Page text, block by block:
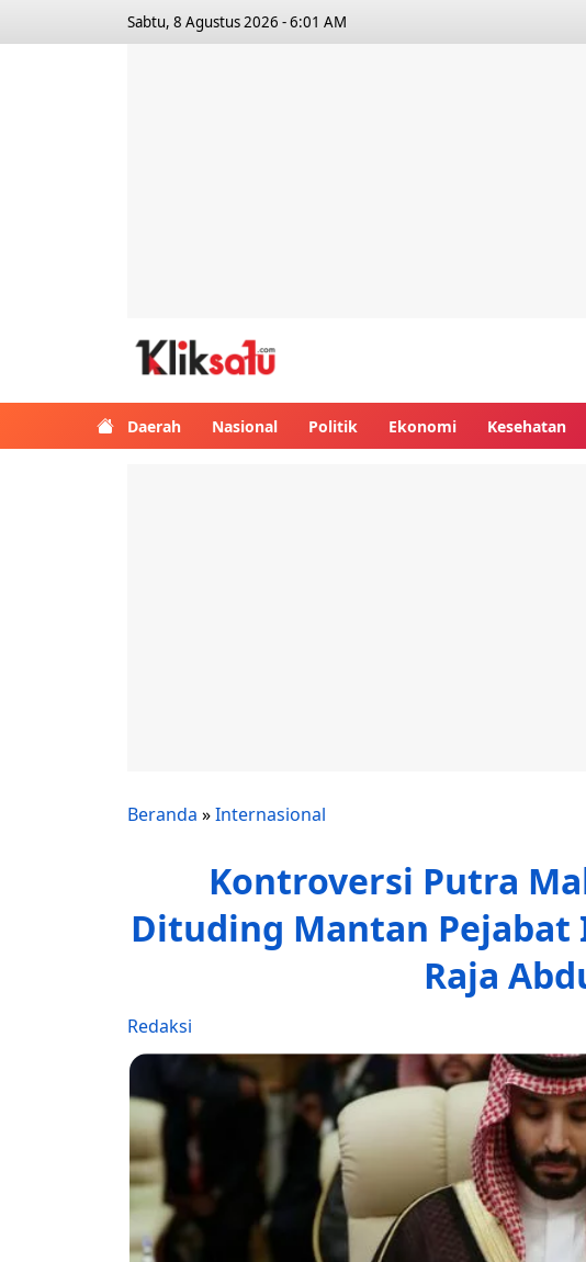
Sabtu, 8 Agustus 2026 - 6:01 AM
Daerah Nasional Politik Ekonomi Kesehatan
Beranda »Internasional
Kontroversi Putra
Dituding Mantan
Raja
Redaksi